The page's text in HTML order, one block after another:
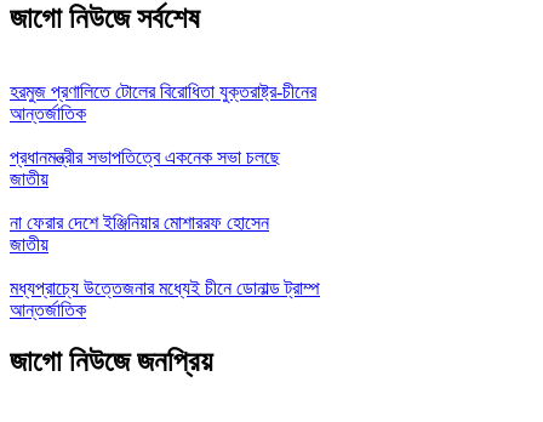
জাগো নিউজে সর্বশেষ
হরমুজ প্রণালিতে টোলের বিরোধিতা যুক্তরাষ্ট্র-চীনের
আন্তর্জাতিক
প্রধানমন্ত্রীর সভাপতিত্বে একনেক সভা চলছে
জাতীয়
না ফেরার দেশে ইঞ্জিনিয়ার মোশাররফ হোসেন
জাতীয়
মধ্যপ্রাচ্যে উত্তেজনার মধ্যেই চীনে ডোনাল্ড ট্রাম্প
আন্তর্জাতিক
জাগো নিউজে জনপ্রিয়